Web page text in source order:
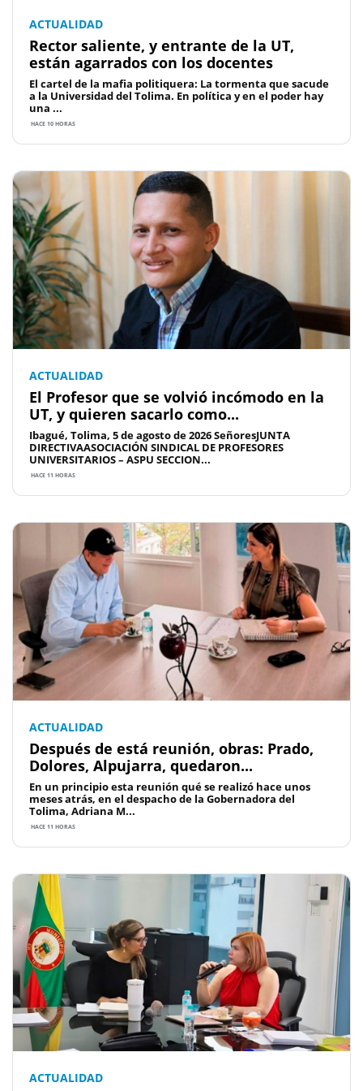
ACTUALIDAD
Rector saliente, y entrante de la UT,
están agarrados con los docentes
El cartel de la mafia politiquera: La tormenta que sacude
a la Universidad del Tolima. En política y en el poder hay
una ...
HACE 10 HORAS
ACTUALIDAD
El Profesor que se volvió incómodo en la
UT, y quieren sacarlo como...
Ibagué, Tolima, 5 de agosto de 2026 SeñoresJUNTA
DIRECTIVAASOCIACIÓN SINDICAL DE PROFESORES
UNIVERSITARIOS – ASPU SECCION...
HACE 11 HORAS
ACTUALIDAD
Después de está reunión, obras: Prado,
Dolores, Alpujarra, quedaron...
En un principio esta reunión qué se realizó hace unos
meses atrás, en el despacho de la Gobernadora del
Tolima, Adriana M...
HACE 11 HORAS
ACTUALIDAD